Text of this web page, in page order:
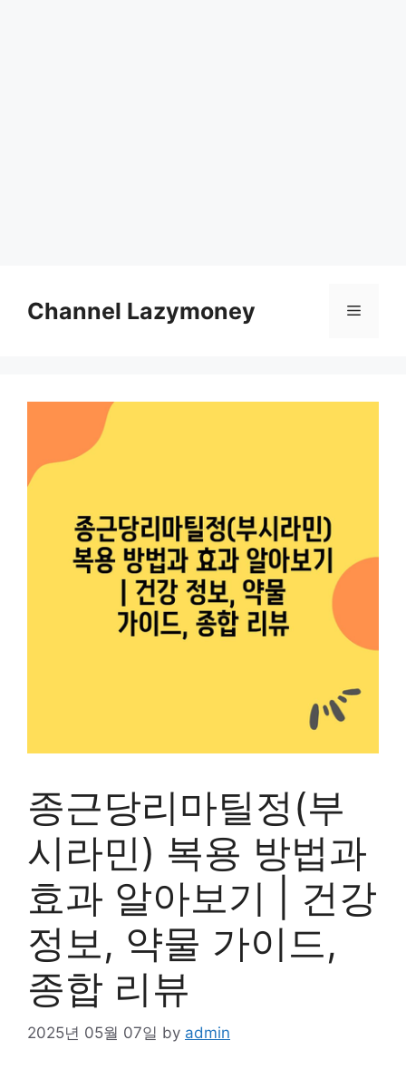
contentChannel Lazymoney Menu
종근당리마틸정(부
시라민) 복용 방법과
효과 알아보기 | 건강
정보, 약물 가이드,
종합 리뷰
2025년 05월 07일 by admin